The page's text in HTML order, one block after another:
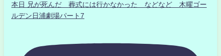
本日 兄が死んだ 葬式には行かなかった などなど 木曜ゴー
ルデン日浦劇場パート7